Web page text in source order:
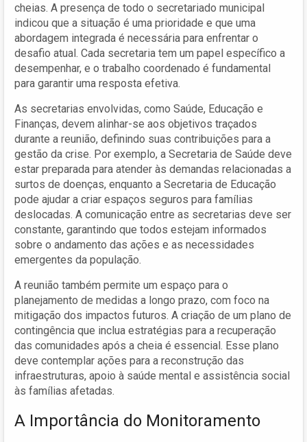
cheias. A presença de todo o secretariado municipal
indicou que a situação é uma prioridade e que uma
abordagem integrada é necessária para enfrentar o
desafio atual. Cada secretaria tem um papel específico a
desempenhar, e o trabalho coordenado é fundamental
para garantir uma resposta efetiva.
As secretarias envolvidas, como Saúde, Educação e
Finanças, devem alinhar-se aos objetivos traçados
durante a reunião, definindo suas contribuições para a
gestão da crise. Por exemplo, a Secretaria de Saúde deve
estar preparada para atender às demandas relacionadas a
surtos de doenças, enquanto a Secretaria de Educação
pode ajudar a criar espaços seguros para famílias
deslocadas. A comunicação entre as secretarias deve ser
constante, garantindo que todos estejam informados
sobre o andamento das ações e as necessidades
emergentes da população.
A reunião também permite um espaço para o
planejamento de medidas a longo prazo, com foco na
mitigação dos impactos futuros. A criação de um plano de
contingência que inclua estratégias para a recuperação
das comunidades após a cheia é essencial. Esse plano
deve contemplar ações para a reconstrução das
infraestruturas, apoio à saúde mental e assistência social
às famílias afetadas.
A Importância do Monitoramento